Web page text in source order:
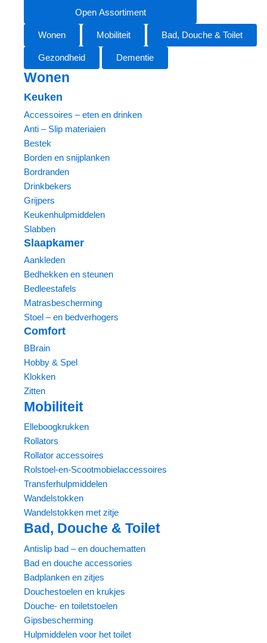
Open Assortiment
Wonen Mobiliteit Bad, Douche & Toilet
Gezondheid Dementie
Wonen
Keuken
Accessoires – eten en drinken
Anti – Slip materiaien
Bestek
Borden en snijplanken
Bordranden
Drinkbekers
Grijpers
Keukenhulpmiddelen
Slabben
Slaapkamer
Aankleden
Bedhekken en steunen
Bedleestafels
Matrasbescherming
Stoel – en bedverhogers
Comfort
BBrain
Hobby & Spel
Klokken
Zitten
Mobiliteit
Elleboogkrukken
Rollators
Rollator accessoires
Rolstoel-en-Scootmobielaccessoires
Transferhulpmiddelen
Wandelstokken
Wandelstokken met zitje
Bad, Douche & Toilet
Antislip bad – en douchematten
Bad en douche accessories
Badplanken en zitjes
Douchestoelen en krukjes
Douche- en toiletstoelen
Gipsbescherming
Hulpmiddelen voor het toilet